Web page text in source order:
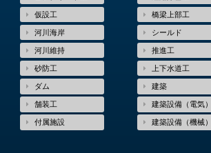
仮設工
河川海岸
河川維持
砂防工
ダム
舗装工
付属施設
橋梁上部工
シールド
推進工
上下水道工
建築
建築設備（電気）
建築設備（機械）